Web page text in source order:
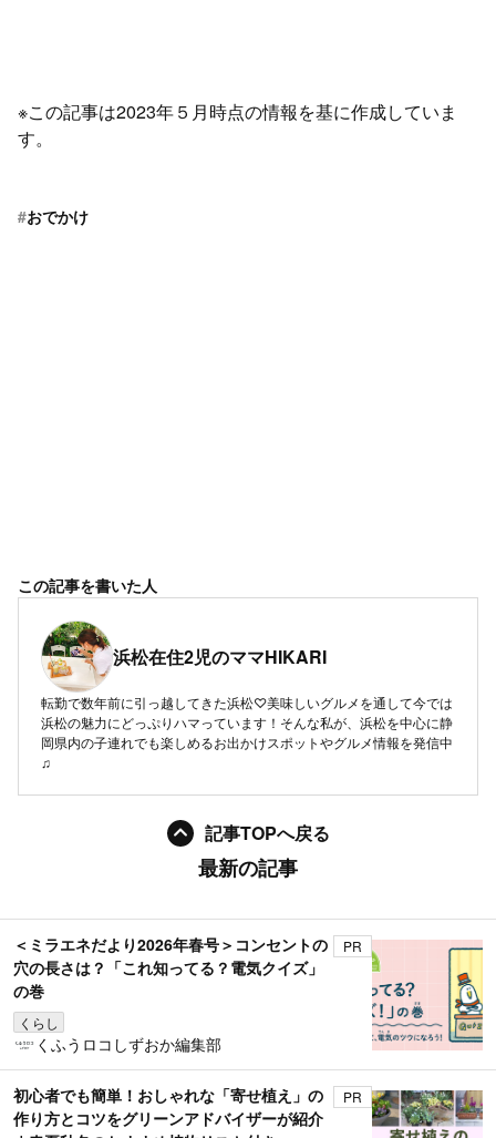
※この記事は2023年５月時点の情報を基に作成していま
す。
#おでかけ
この記事を書いた人
浜松在住2児のママHIKARI
転勤で数年前に引っ越してきた浜松♡美味しいグルメを通して今では
浜松の魅力にどっぷりハマっています！そんな私が、浜松を中心に静
岡県内の子連れでも楽しめるお出かけスポットやグルメ情報を発信中
♫
記事TOPへ戻る
最新の記事
＜ミラエネだより2026年春号＞コンセントの
穴の長さは？「これ知ってる？電気クイズ」
の巻
くらし
PR
くふうロコしずおか編集部
初心者でも簡単！おしゃれな「寄せ植え」の
作り方とコツをグリーンアドバイザーが紹介
PR